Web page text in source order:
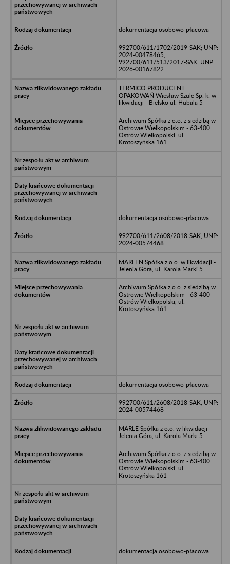
dokumentacja osobowo-płacowa
992700/611/1702/2019-SAK; UNP:
2024-00478465,
992700/611/513/2017-SAK, UNP:
2026-00167822
TERMICO PRODUCENT
OPAKOWAŃ Wiesław Szulc Sp. k. w
likwidacji - Bielsko ul. Hubala 5
Archiwum Spółka z o.o. z siedzibą w
Ostrowie Wielkopolskim - 63-400
Ostrów Wielkopolski, ul.
Krotoszyńska 161
dokumentacja osobowo-płacowa
992700/611/2608/2018-SAK, UNP:
2024-00574468
MARLEN Spółka z o.o. w likwidacji -
Jelenia Góra, ul. Karola Marki 5
Archiwum Spółka z o.o. z siedzibą w
Ostrowie Wielkopolskim - 63-400
Ostrów Wielkopolski, ul.
Krotoszyńska 161
dokumentacja osobowo-płacowa
992700/611/2608/2018-SAK, UNP:
2024-00574468
MARLE Spółka z o.o. w likwidacji -
Jelenia Góra, ul. Karola Marki 5
Archiwum Spółka z o.o. z siedzibą w
Ostrowie Wielkopolskim - 63-400
Ostrów Wielkopolski, ul.
Krotoszyńska 161
dokumentacja osobowo-płacowa